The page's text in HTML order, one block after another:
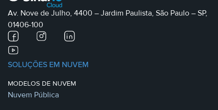
Av. Nove de Julho, 4400 – Jardim Paulista, São Paulo – SP,
01406-100
SOLUÇÕES EM NUVEM
MODELOS DE NUVEM
Nuvem Pública